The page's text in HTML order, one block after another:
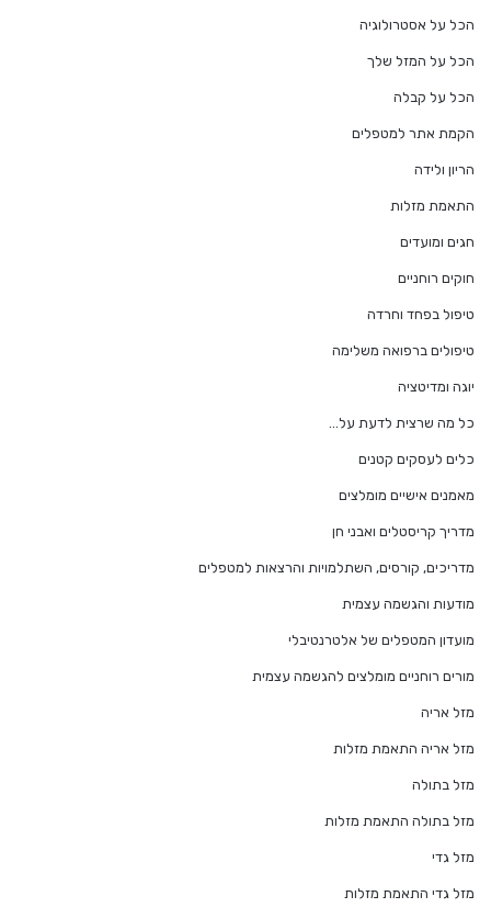
הכל על אסטרולוגיה
הכל על המזל שלך
הכל על קבלה
הקמת אתר למטפלים
הריון ולידה
התאמת מזלות
חגים ומועדים
חוקים רוחניים
טיפול בפחד וחרדה
טיפולים ברפואה משלימה
יוגה ומדיטציה
כל מה שרצית לדעת על…
כלים לעסקים קטנים
מאמנים אישיים מומלצים
מדריך קריסטלים ואבני חן
מדריכים, קורסים, השתלמויות והרצאות למטפלים
מודעות והגשמה עצמית
מועדון המטפלים של אלטרנטיבלי
מורים רוחניים מומלצים להגשמה עצמית
מזל אריה
מזל אריה התאמת מזלות
מזל בתולה
מזל בתולה התאמת מזלות
מזל גדי
מזל גדי התאמת מזלות